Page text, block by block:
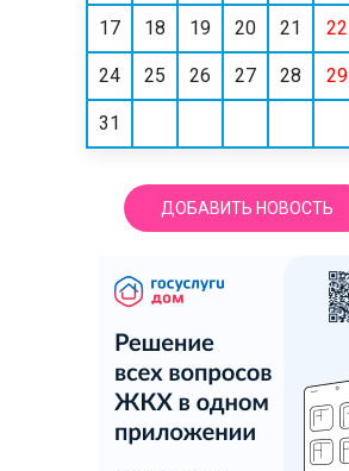
17 18 19 20 21 22
24 25 26 27 28 29
31
ДОБАВИТЬ НОВОСТЬ